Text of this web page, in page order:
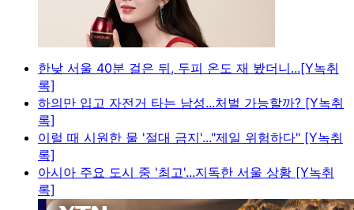
한낮 서울 40분 걸은 뒤, 두피 온도 재 봤더니...[Y녹취
록]
하의만 입고 자전거 타는 남성...처벌 가능할까? [Y녹취
록]
이럴 때 시원한 물 '절대 금지'..."제일 위험하다" [Y녹취
록]
아시아 주요 도시 중 '최고'...지독한 서울 상황 [Y녹취
록]